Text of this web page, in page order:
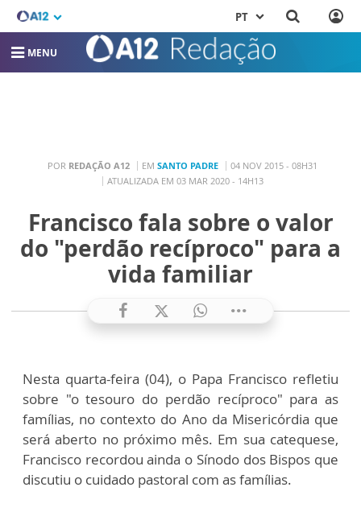
PT
MENU
POR REDAÇÃO A12 EM SANTO PADRE
04 NOV 2015 - 08H31
ATUALIZADA EM 03 MAR 2020 - 14H13
Francisco fala sobre o valor
do "perdão recíproco" para a
vida familiar
Nesta quarta-feira (04), o Papa Francisco refletiu
sobre "o tesouro do perdão recíproco" para as
famílias, no contexto do Ano da Misericórdia que
será aberto no próximo mês. Em sua catequese,
Francisco recordou ainda o Sínodo dos Bispos que
discutiu o cuidado pastoral com as famílias.